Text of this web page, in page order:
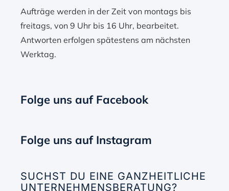
Aufträge werden in der Zeit von montags bis
freitags, von 9 Uhr bis 16 Uhr, bearbeitet.
Antworten erfolgen spätestens am nächsten
Werktag.
Folge uns auf Facebook
Folge uns auf Instagram
SUCHST DU EINE GANZHEITLICHE
UNTERNEHMENSBERATUNG?